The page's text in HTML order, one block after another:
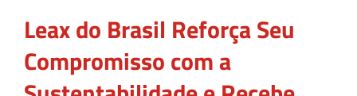
Leax do Brasil Reforça Seu
Compromisso com a